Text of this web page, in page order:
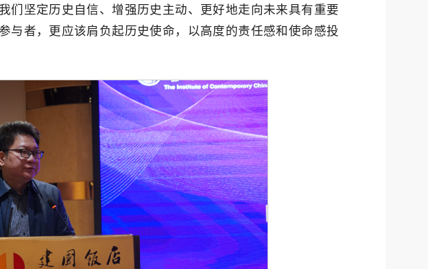
们坚定历史自信、增强历史主动、更好地走向未来具有重要
与者，更应该肩负起历史使命，以高度的责任感和使命感投